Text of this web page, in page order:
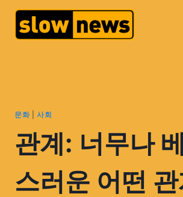
문화| 사회
관계: 너무나
스러운 어떤 관